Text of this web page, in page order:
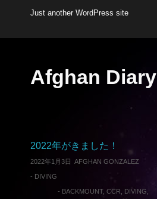
Just another WordPress site
Afghan Diary
2022年がきました！
2022年1月3日 AFGHAN GONZALEZ
- DIVING
- BACKMOUNT, CCR DIVING